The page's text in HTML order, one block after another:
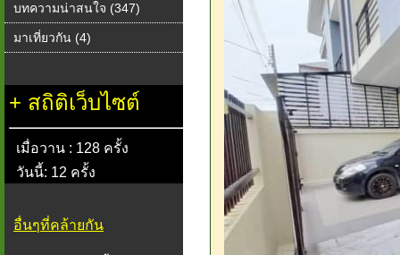
บทความน่าสนใจ (347)
มาเที่ยวกัน (4)
+ สถิติเว็บไซต์
เมื่อวาน : 128 ครั้ง
วันนี้: 12 ครั้ง
อื่นๆที่คล้ายกัน